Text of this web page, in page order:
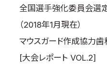
全国選手強化委員会選
（2018年1月現在）
マウスガード作成協力
[大会レポート VOL.2]